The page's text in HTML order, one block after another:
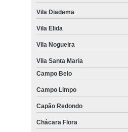
Vila Diadema
Vila Elida
Vila Nogueira
Vila Santa Maria
Campo Belo
Campo Limpo
Capão Redondo
Chácara Flora